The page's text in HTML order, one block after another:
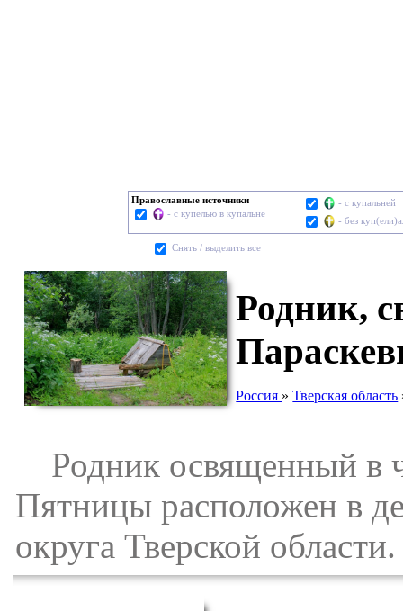
Православные источники
- с купелью в купальне
- с купальней
- без
Cнять / выделить все
Родник,
Россия »Тверская область
Родник освященный в
Пятницы расположен в
округа Тверской области.